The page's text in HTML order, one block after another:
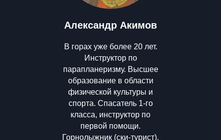
Александр Акимов
В горах уже более 20 лет.
Инструктор по
парапланеризму. Высшее
образование в области
физической культуры и
спорта. Спасатель 1-го
класса, инструктор по
первой помощи.
Горнолыжник (ски-турист),